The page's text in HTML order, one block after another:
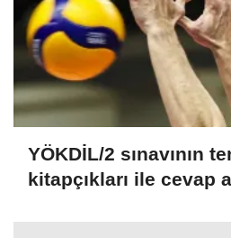
YÖKDİL/2 sınavının
kitapçıkları ile cevap